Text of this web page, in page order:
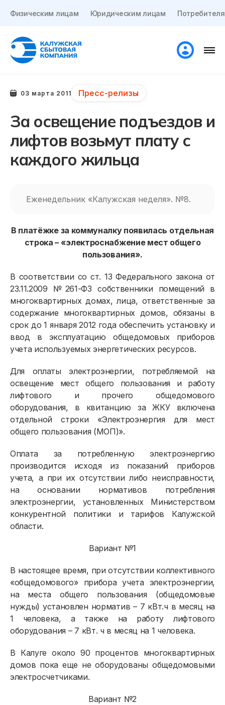
Физическим лицам Юридическим лицам
03 марта 2011 Пресс-релизы
За освещение подъездов и
лифтов возьмут плату с
каждого жильца
Еженедельник «Калужская неделя». №8.
В платёжке за коммуналку появилась отдельная
строка – «электроснабжение мест общего
пользования».
В соответствии со ст. 13 Федерального закона от
23.11.2009 №261-ФЗ собственники помещений в
многоквартирных домах, лица, ответственные за
содержание многоквартирных домов, обязаны в
срок до 1 января 2012 года обеспечить установку и
ввод в эксплуатацию общедомовых приборов
учета используемых энергетических ресурсов.
Для оплаты электроэнергии, потребляемой на
освещение мест общего пользования и работу
лифтового и прочего общедомового
оборудования, в квитанцию за ЖКУ включена
отдельной строки «Электроэнергия для мест
общего пользования (МОП)».
Оплата за потребленную электроэнергию
производится исходя из показаний приборов
учета, а при их отсутствии либо неисправности,
на основании нормативов потребления
электроэнергии, установленных Министерством
конкурентной политики и тарифов Калужской
области.
Вариант №1
В настоящее время, при отсутствии коллективного
«общедомового» прибора учета электроэнергии,
на места общего пользования (общедомовые
нужды) установлен норматив – 7 кВт.ч в месяц на
1 человека, а также на работу лифтового
оборудования – 7 кВт. ч в месяц на 1 человека.
В Калуге около 90 процентов многоквартирных
домов пока еще не оборудованы общедомовыми
электросчетчиками.
Вариант №2